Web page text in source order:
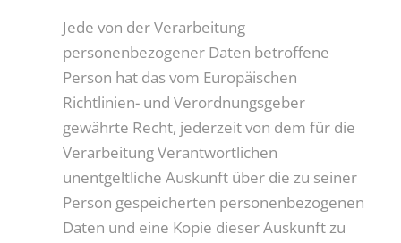
Jede von der Verarbeitung
personenbezogener Daten betroffene
Person hat das vom Europäischen
Richtlinien- und Verordnungsgeber
gewährte Recht, jederzeit von dem für die
Verarbeitung Verantwortlichen
unentgeltliche Auskunft über die zu seiner
Person gespeicherten personenbezogenen
Daten und eine Kopie dieser Auskunft zu